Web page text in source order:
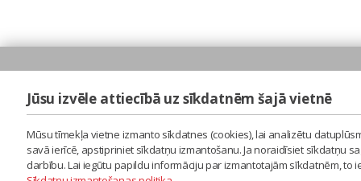
Jūsu izvēle attiecībā uz sīkdatnēm šajā vietnē
Mūsu tīmekļa vietne izmanto sīkdatnes (cookies), lai analizētu
savā ierīcē, apstipriniet sīkdatņu izmantošanu. Ja noraidīsiet sīkdatņu
darbību. Lai iegūtu papildu informāciju par izmantotajām sīkdatnēm,